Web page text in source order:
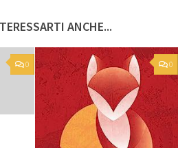
ANCHE...
0 0